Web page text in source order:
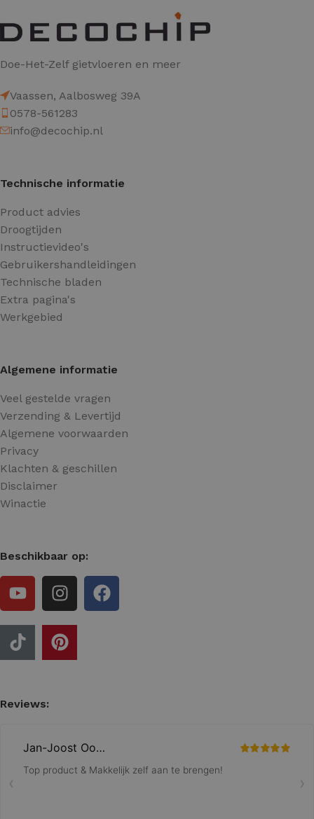
Doe-Het-Zelf gietvloeren en meer
Vaassen, Aalbosweg 39A
0578-561283
info@decochip.nl
Technische informatie
Product advies
Droogtijden
Instructievideo's
Gebruikershandleidingen
Technische bladen
Extra pagina's
Werkgebied
Algemene informatie
Veel gestelde vragen
Verzending & Levertijd
Algemene voorwaarden
Privacy
Klachten & geschillen
Disclaimer
Winactie
Beschikbaar op:
Reviews: